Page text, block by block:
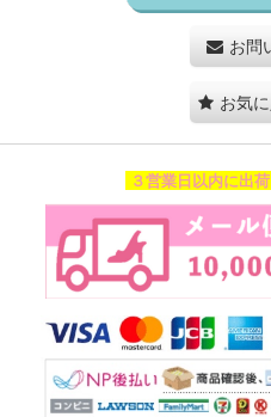
お問
お気
３営業日以内に出